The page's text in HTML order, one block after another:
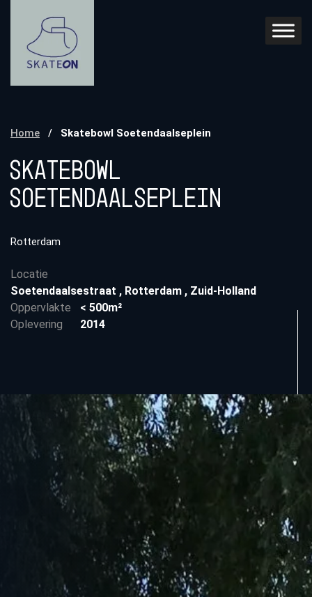
Home / Skatebowl Soetendaalseplein
Skatebowl
Soetendaalseplein
Rotterdam
Locatie
Soetendaalsestraat , Rotterdam , Zuid-Holland
Oppervlakte
< 500m²
Oplevering
2014